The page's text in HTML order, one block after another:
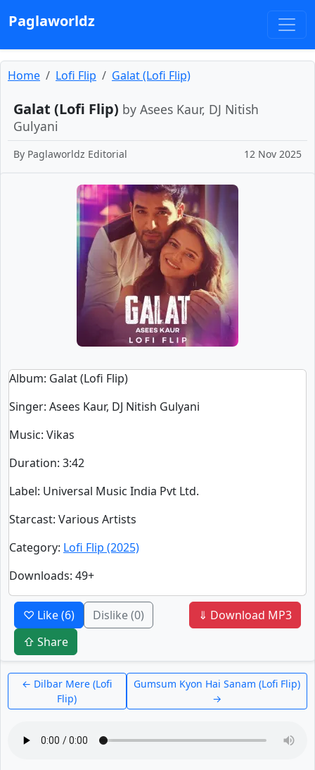
Paglaworldz
Home Lofi Flip Galat (Lofi Flip)
Galat (Lofi Flip) by Asees Kaur, DJ Nitish
Gulyani
By Paglaworldz Editorial 12 Nov 2025
Album: Galat (Lofi Flip)
Singer: Asees Kaur, DJ Nitish Gulyani
Music: Vikas
Duration: 3:42
Label: Universal Music India Pvt Ltd.
Starcast: Various Artists
Category: Lofi Flip (2025)
Downloads: 49+
♡ Like(6) Dislike(0)
⇓ Download MP3
⇧ Share
← Dilbar Mere (Lofi
Flip)
Gumsum Kyon Hai Sanam (Lofi Flip)
→